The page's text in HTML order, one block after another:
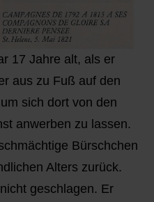
17 Jahre alt, als er
aus zu Fuß auf den
sich dort von den
anwerben zu lassen.
Bürschchen
Alters zurück.
geschlagen. Er